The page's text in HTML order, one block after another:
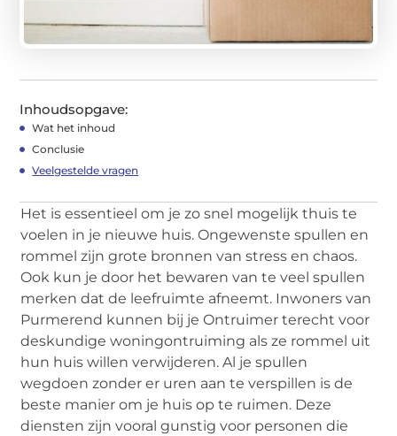
Inhoudsopgave:
Wat het inhoud
Conclusie
Veelgestelde vragen
Het is essentieel om je zo snel mogelijk thuis te
voelen in je nieuwe huis. Ongewenste spullen en
rommel zijn grote bronnen van stress en chaos.
Ook kun je door het bewaren van te veel spullen
merken dat de leefruimte afneemt. Inwoners van
Purmerend kunnen bij je Ontruimer terecht voor
deskundige woningontruiming als ze rommel uit
hun huis willen verwijderen. Al je spullen
wegdoen zonder er uren aan te verspillen is de
beste manier om je huis op te ruimen. Deze
diensten zijn vooral gunstig voor personen die